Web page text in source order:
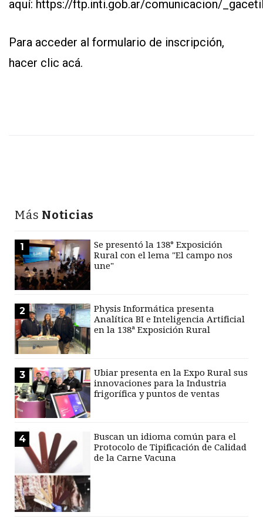
aquí: https://ftp.inti.gob.ar/comunicacion/
Para acceder al formulario de inscripción,
hacer clic acá.
Más Noticias
1
Se presentó la 138° Exposición
Rural con el lema "El campo nos
une"
2
Physis Informática presenta
Analítica BI e Inteligencia Artificial
en la 138ª Exposición Rural
3
Ubiar presenta en la Expo Rural sus
innovaciones para la Industria
frigorífica y puntos de ventas
4
Buscan un idioma común para el
Protocolo de Tipificación de Calidad
de la Carne Vacuna